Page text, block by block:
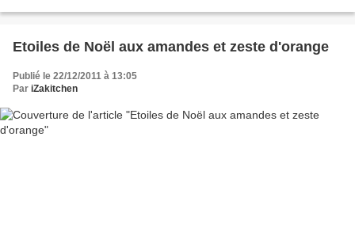
Etoiles de Noël aux amandes et zeste d'orange
Publié le 22/12/2011 à 13:05
Par iZakitchen